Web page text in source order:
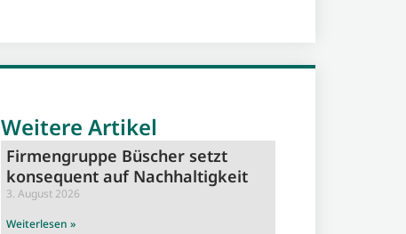
Weitere Artikel
Firmengruppe Büscher setzt
konsequent auf Nachhaltigkeit
3. August 2026
Weiterlesen »